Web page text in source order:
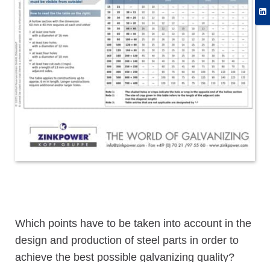
Which points have to be taken into account in the
design and production of steel parts in order to
achieve the best possible galvanizing quality?